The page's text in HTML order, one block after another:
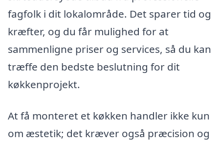
fagfolk i dit lokalområde. Det sparer tid og
kræfter, og du får mulighed for at
sammenligne priser og services, så du kan
træffe den bedste beslutning for dit
køkkenprojekt.
At få monteret et køkken handler ikke kun
om æstetik; det kræver også præcision og